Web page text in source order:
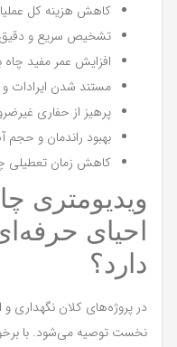
کاهش هزینه کل
تشخیص سریع و
افزایش عمر مفید
مستند شدن ایرادات و
پرهیز از حفاری
بهبود راندمان و
کاهش زمان تعطیلی
ویدیومتری
احیای
دارد؟
در پروژه‌های کلان نگهداری و
نخست توصیه می‌شود. با